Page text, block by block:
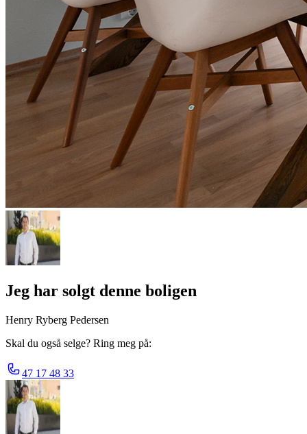
Jeg har solgt denne boligen
Henry Ryberg Pedersen
Skal du også selge? Ring meg på:
47 17 48 33